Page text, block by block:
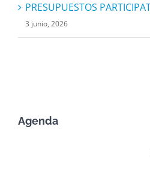
PRESUPUESTOS
3 junio, 2026
Agenda